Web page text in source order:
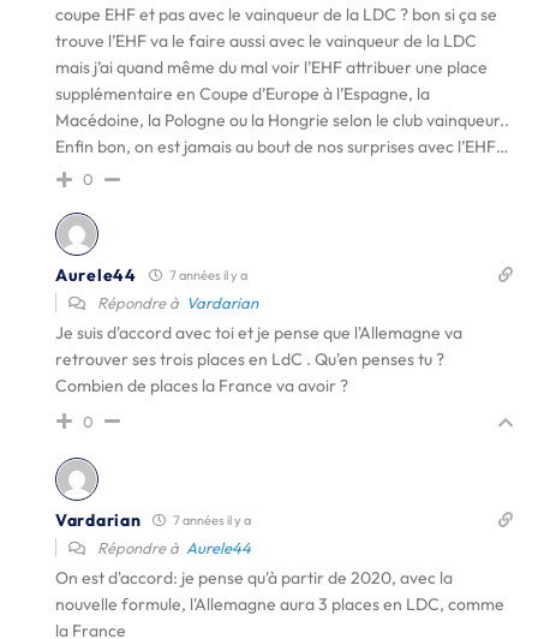
coupe EHF et pas avec le vainqueur de la LDC ? bon si ça se
trouve l’EHF va le faire aussi avec le vainqueur de la LDC
mais j’ai quand même du mal voir l’EHF attribuer une place
supplémentaire en Coupe d’Europe à l’Espagne, la
Macédoine, la Pologne ou la Hongrie selon le club vainqueur..
Enfin bon, on est jamais au bout de nos surprises avec l’EHF…
0
Aurele44 7 années il y a
Répondre à Vardarian
Je suis d'accord avec toi et je pense que l'Allemagne va
retrouver ses trois places en LdC . Qu'en penses tu ?
Combien de places la France va avoir ?
0
Vardarian 7 années il y a
Répondre à Aurele44
On est d'accord: je pense qu'à partir de 2020, avec la
nouvelle formule, l'Allemagne aura 3 places en LDC, comme
la France